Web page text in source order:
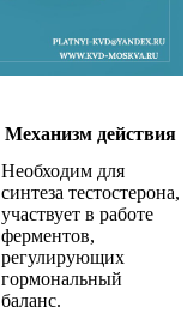
Механизм действия
Необходим для
синтеза тестостерона,
участвует в работе
ферментов,
регулирующих
гормональный
баланс.